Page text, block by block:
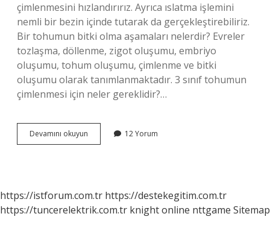
çimlenmesini hızlandırırız. Ayrıca ıslatma işlemini
nemli bir bezin içinde tutarak da gerçekleştirebiliriz.
Bir tohumun bitki olma aşamaları nelerdir? Evreler
tozlaşma, döllenme, zigot oluşumu, embriyo
oluşumu, tohum oluşumu, çimlenme ve bitki
oluşumu olarak tanımlanmaktadır. 3 sınıf tohumun
çimlenmesi için neler gereklidir?…
Devamını okuyun Tohumun
Filizlenme
12 Yorum
https://istforum.com.tr https://destekegitim.com.tr
https://tuncerelektrik.com.tr knight online nttgame Sitemap